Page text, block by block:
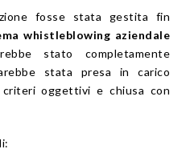
fosse stata gestita fin
whistleblowing aziendale
stato completamente
stata presa in carico
criteri oggettivi e chiusa con